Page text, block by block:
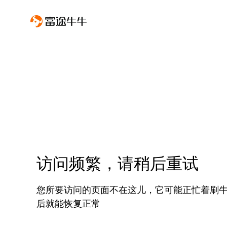
访问频繁，请稍后重试
您所要访问的页面不在这儿，它可能正忙着刷
后就能恢复正常